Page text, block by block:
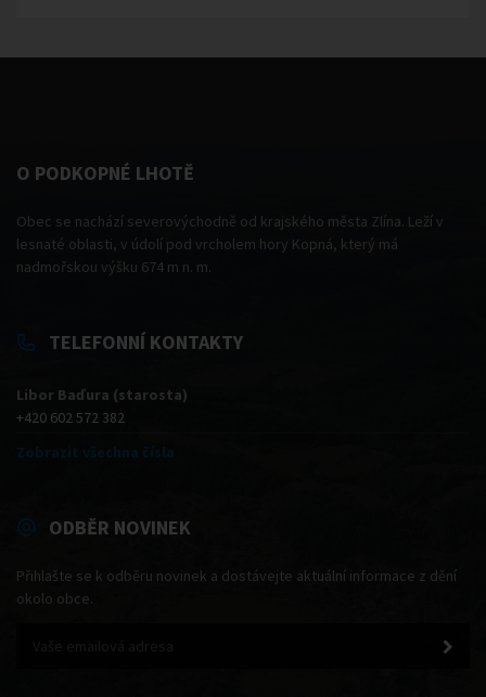
O PODKOPNÉ LHOTĚ
Obec se nachází severovýchodně od krajského města Zlína. Leží v
lesnaté oblasti, v údolí pod vrcholem hory Kopná, který má
nadmořskou výšku 674 m n. m.
TELEFONNÍ KONTAKTY
Libor Baďura (starosta)
+420 602 572 382
Zobrazit všechna čísla
ODBĚR NOVINEK
Přihlašte se k odběru novinek a dostávejte aktuální informace z dění
okolo obce.